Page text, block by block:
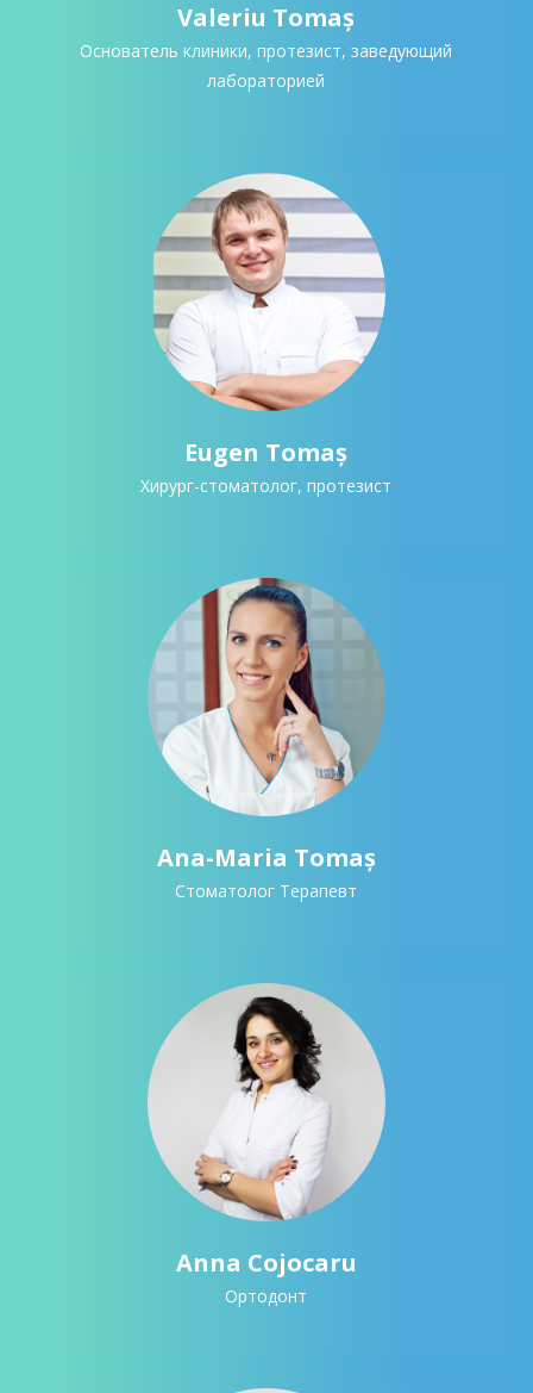
Valeriu Tomaș
Основатель клиники, протезист, заведующий
лабораторией
Eugen Tomaș
Хирург-стоматолог, протезист
Ana-Maria Tomaș
Стоматолог Терапевт
Anna Cojocaru
Ортодонт